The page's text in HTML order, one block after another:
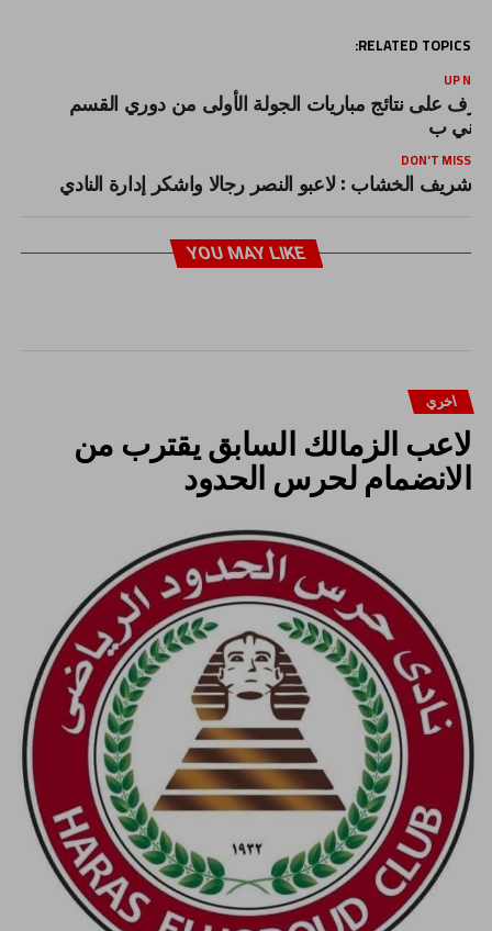
RELATED TOPICS:
UP
على نتائج مباريات الجولة الأولى من دوري القسم
ب
DON'T MISS
شريف الخشاب : لاعبو النصر رجالا واشكر إدارة النادي
YOU MAY LIKE
اخري
لاعب الزمالك السابق يقترب من
الانضمام لحرس الحدود